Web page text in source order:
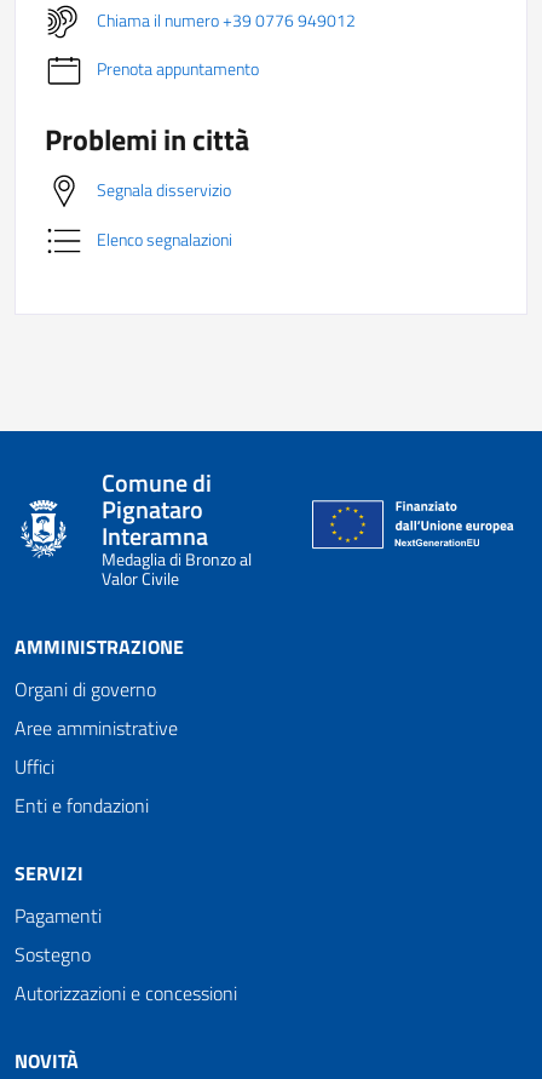
Chiama il numero +39 0776 949012
Prenota appuntamento
Problemi in città
Segnala disservizio
Elenco segnalazioni
Comune di
Pignataro
Interamna
Medaglia di Bronzo al
Valor Civile
AMMINISTRAZIONE
Organi di governo
Aree amministrative
Uffici
Enti e fondazioni
SERVIZI
Pagamenti
Sostegno
Autorizzazioni e concessioni
NOVITÀ